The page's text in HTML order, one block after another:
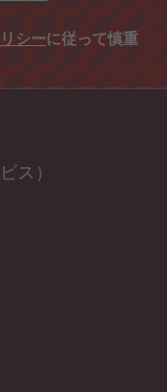
シーに従って慎重
ス）